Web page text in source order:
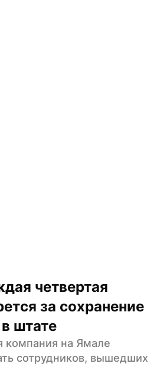
четвертая
за сохранение
штате
компания на Ямале
сотрудников, вышедших